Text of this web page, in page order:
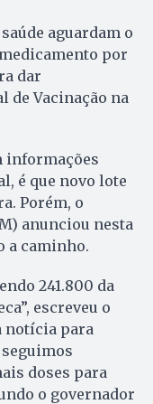
aguardam o
por
dar
de Vacinação na
informações
é que novo lote
Porém, o
anunciou nesta
a caminho.
241.800 da
escreveu o
notícia para
seguimos
doses para
o governador